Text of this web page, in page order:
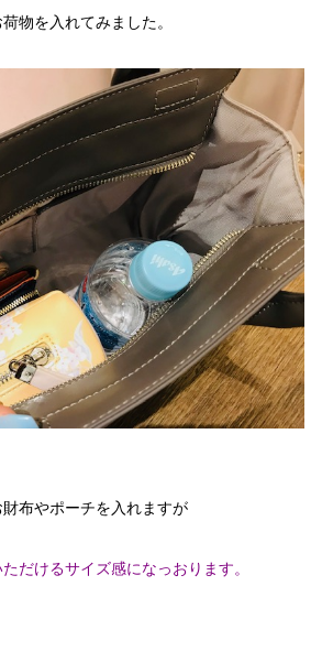
物を入れてみました。
布やポーチを入れますが
だけるサイズ感になっおります。